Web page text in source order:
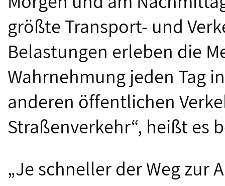
größte Transport- und
Belastungen erleben die
Wahrnehmung jeden Tag
anderen öffentlichen
Straßenverkehr“, heißt es
„Je schneller der Weg zur